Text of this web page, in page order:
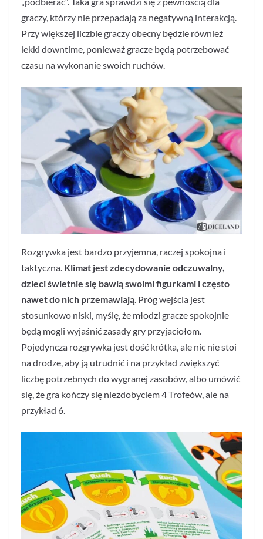
graczy, którzy nie przepadają za negatywną interakcją.
Przy większej liczbie graczy obecny będzie również
lekki downtime, ponieważ gracze będą potrzebować
czasu na wykonanie swoich ruchów.
Rozgrywka jest bardzo przyjemna, raczej spokojna i
taktyczna. Klimat jest zdecydowanie odczuwalny,
dzieci świetnie się bawią swoimi figurkami i często
nawet do nich przemawiają . Próg wejścia jest
stosunkowo niski, myślę, że młodzi gracze spokojnie
będą mogli wyjaśnić zasady gry przyjaciołom.
Pojedyncza rozgrywka jest dość krótka, ale nic nie stoi
na drodze, aby ją utrudnić i na przykład zwiększyć
liczbę potrzebnych do wygranej zasobów, albo umówić
się, że gra kończy się niezdobyciem 4 Trofeów, ale na
przykład 6.